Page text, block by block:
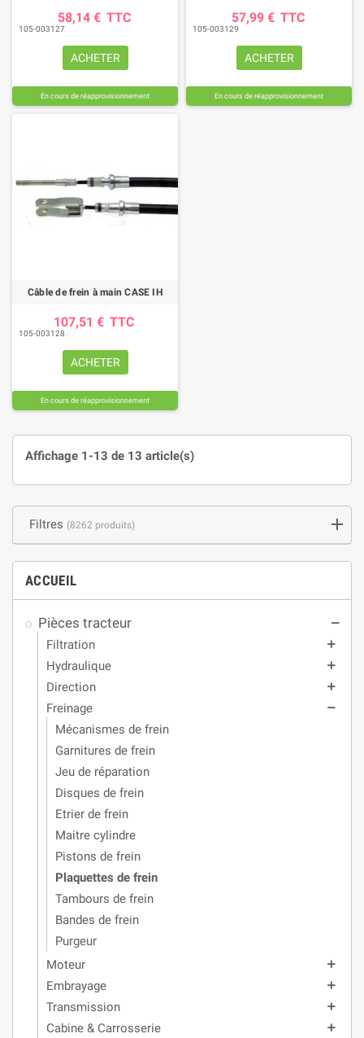
Filtres (8262 produits)
ACCUEIL
Pièces tracteur remove
Filtration add
Hydraulique add
Direction add
Freinage remove
Mécanismes de frein
Garnitures de frein
Jeu de réparation
Disques de frein
Etrier de frein
Maitre cylindre
Pistons de frein
Plaquettes de frein
Tambours de frein
Bandes de frein
Purgeur
Moteur
add
Embrayage add
Transmission add
Cabine & Carrosserie add
58,14 € TTC
105-003127
ACHETER
En cours de réapprovisionnement
57,99 € TTC
105-003129
ACHETER
En cours de réapprovisionnement
Câble de frein à main CASE IH
107,51 € TTC
105-003128
ACHETER
En cours de réapprovisionnement
Affichage 1-13 de 13 article(s)